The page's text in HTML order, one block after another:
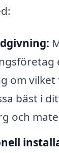
om vilket
bäst i
och